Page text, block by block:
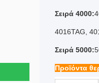
Σειρά 4000:
4016TAG,
Σειρά 5000:
Προϊόντα